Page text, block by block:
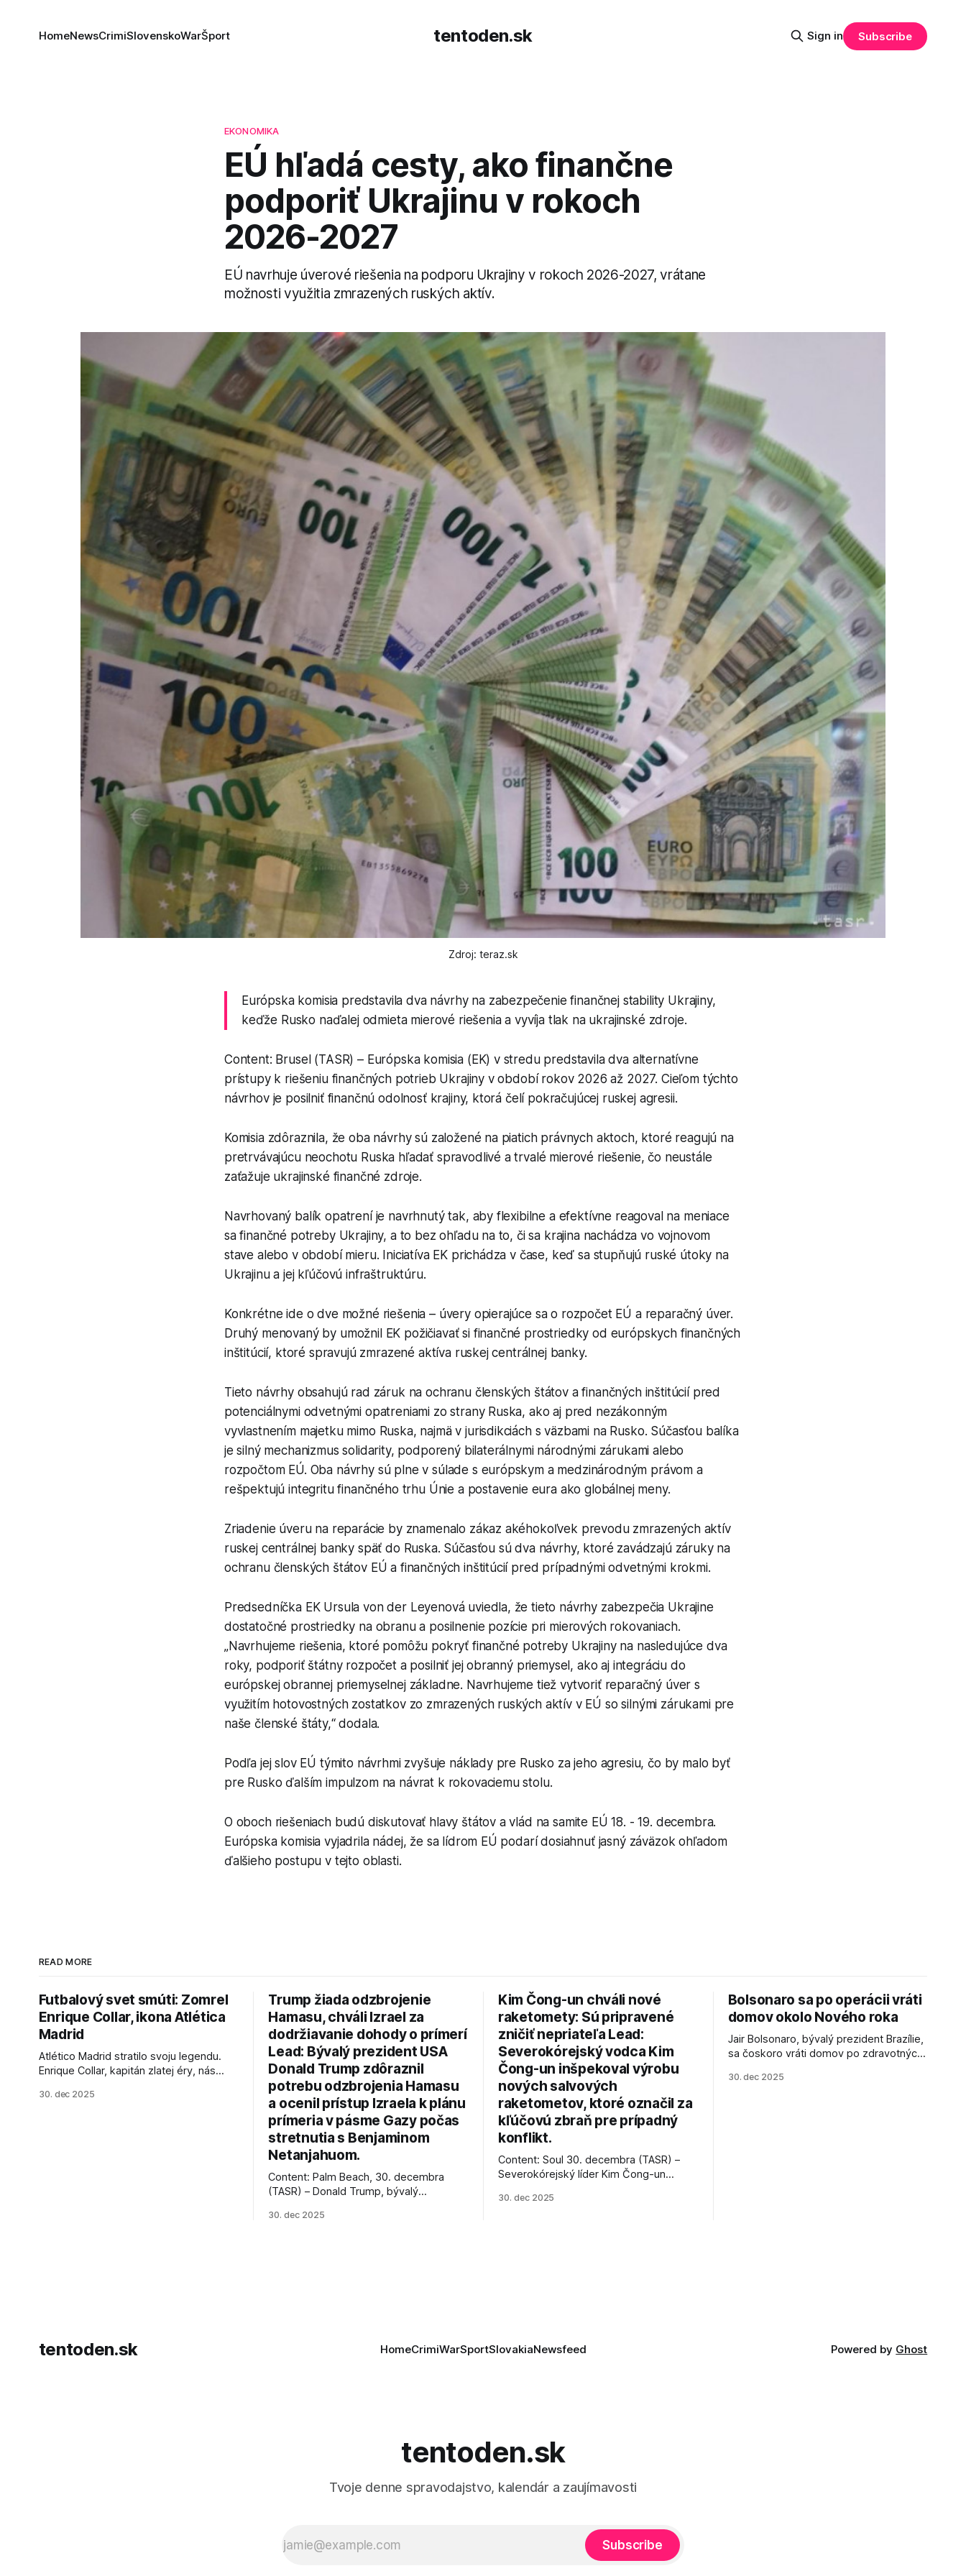
tentoden.sk
HomeNewsCrimiSlovenskoWarŠport Sign in Subscribe
EKONOMIKA
EÚ hľadá cesty, ako finančne
podporiť Ukrajinu v rokoch
2026-2027
EÚ navrhuje úverové riešenia na podporu Ukrajiny v rokoch 2026-2027, vrátane
možnosti využitia zmrazených ruských aktív.
Zdroj: teraz.sk
Európska komisia predstavila dva návrhy na zabezpečenie finančnej stability Ukrajiny,
keďže Rusko naďalej odmieta mierové riešenia a vyvíja tlak na ukrajinské zdroje.
Content: Brusel (TASR) – Európska komisia (EK) v stredu predstavila dva alternatívne
prístupy k riešeniu finančných potrieb Ukrajiny v období rokov 2026 až 2027. Cieľom týchto
návrhov je posilniť finančnú odolnosť krajiny, ktorá čelí pokračujúcej ruskej agresii.
Komisia zdôraznila, že oba návrhy sú založené na piatich právnych aktoch, ktoré reagujú na
pretrvávajúcu neochotu Ruska hľadať spravodlivé a trvalé mierové riešenie, čo neustále
zaťažuje ukrajinské finančné zdroje.
Navrhovaný balík opatrení je navrhnutý tak, aby flexibilne a efektívne reagoval na meniace
sa finančné potreby Ukrajiny, a to bez ohľadu na to, či sa krajina nachádza vo vojnovom
stave alebo v období mieru. Iniciatíva EK prichádza v čase, keď sa stupňujú ruské útoky na
Ukrajinu a jej kľúčovú infraštruktúru.
Konkrétne ide o dve možné riešenia – úvery opierajúce sa o rozpočet EÚ a reparačný úver.
Druhý menovaný by umožnil EK požičiavať si finančné prostriedky od európskych finančných
inštitúcií, ktoré spravujú zmrazené aktíva ruskej centrálnej banky.
Tieto návrhy obsahujú rad záruk na ochranu členských štátov a finančných inštitúcií pred
potenciálnymi odvetnými opatreniami zo strany Ruska, ako aj pred nezákonným
vyvlastnením majetku mimo Ruska, najmä v jurisdikciách s väzbami na Rusko. Súčasťou balíka
je silný mechanizmus solidarity, podporený bilaterálnymi národnými zárukami alebo
rozpočtom EÚ. Oba návrhy sú plne v súlade s európskym a medzinárodným právom a
rešpektujú integritu finančného trhu Únie a postavenie eura ako globálnej meny.
Zriadenie úveru na reparácie by znamenalo zákaz akéhokoľvek prevodu zmrazených aktív
ruskej centrálnej banky späť do Ruska. Súčasťou sú dva návrhy, ktoré zavádzajú záruky na
ochranu členských štátov EÚ a finančných inštitúcií pred prípadnými odvetnými krokmi.
Predsedníčka EK Ursula von der Leyenová uviedla, že tieto návrhy zabezpečia Ukrajine
dostatočné prostriedky na obranu a posilnenie pozície pri mierových rokovaniach.
„Navrhujeme riešenia, ktoré pomôžu pokryť finančné potreby Ukrajiny na nasledujúce dva
roky, podporiť štátny rozpočet a posilniť jej obranný priemysel, ako aj integráciu do
európskej obrannej priemyselnej základne. Navrhujeme tiež vytvoriť reparačný úver s
využitím hotovostných zostatkov zo zmrazených ruských aktív v EÚ so silnými zárukami pre
naše členské štáty,“ dodala.
Podľa jej slov EÚ týmito návrhmi zvyšuje náklady pre Rusko za jeho agresiu, čo by malo byť
pre Rusko ďalším impulzom na návrat k rokovaciemu stolu.
O oboch riešeniach budú diskutovať hlavy štátov a vlád na samite EÚ 18. - 19. decembra.
Európska komisia vyjadrila nádej, že sa lídrom EÚ podarí dosiahnuť jasný záväzok ohľadom
ďalšieho postupu v tejto oblasti.
READ MORE
Futbalový svet smúti: Zomrel
Enrique Collar, ikona Atlética
Madrid
Atlético Madrid stratilo svoju legendu.
Enrique Collar, kapitán zlatej éry, nás
jeho úspechy a odkaz.
30. dec 2025
Trump žiada odzbrojenie
Hamasu, chváli Izrael za
dodržiavanie dohody o prímerí
Lead: Bývalý prezident USA
Donald Trump zdôraznil
potrebu odzbrojenia Hamasu
a ocenil prístup Izraela k plánu
prímeria v pásme Gazy počas
stretnutia s Benjaminom
Netanjahuom.
Content: Palm Beach, 30. decembra
(TASR) – Donald Trump, bývalý
vyhlásil, že odzbrojenie palestínskeho
30. dec 2025
Kim Čong-un chváli nové
raketomety: Sú pripravené
zničiť nepriateľa Lead:
Severokórejský vodca Kim
Čong-un inšpekoval výrobu
nových salvových
raketometov, ktoré označil za
kľúčovú zbraň pre prípadný
konflikt.
Content: Soul 30. decembra (TASR) –
Severokórejský líder Kim Čong-un
najnovšie salvové raketomety a nešetril
30. dec 2025
Bolsonaro sa po operácii vráti
domov okolo Nového roka
Jair Bolsonaro, bývalý prezident Brazílie,
sa čoskoro vráti domov po zdravotných
30. dec 2025
tentoden.sk HomeCrimiWarSportSlovakiaNewsfeed Powered by Ghost
tentoden.sk
Tvoje denne spravodajstvo, kalendár a zaujímavosti
Subscribe